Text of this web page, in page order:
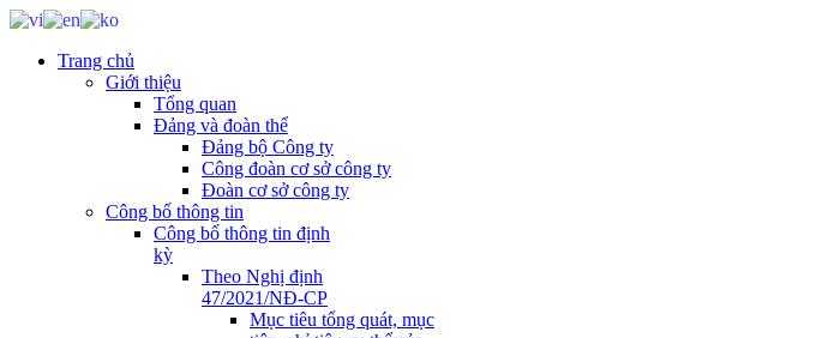
Trang chủ
Giới thiệu
Tổng quan
Đảng và đoàn thể
Đảng bộ Công ty
Công đoàn cơ sở công ty
Đoàn cơ sở công ty
Công bố thông tin
Công bố thông tin định
kỳ
Theo Nghị định
47/2021/NĐ-CP
Mục tiêu tổng quát, mục